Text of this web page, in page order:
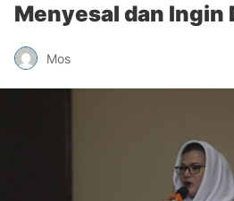
Menyesal dan Ingin
Mos